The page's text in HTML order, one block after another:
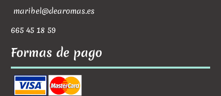
maribel@dearomas.es
665 45 18 59
Formas de pago